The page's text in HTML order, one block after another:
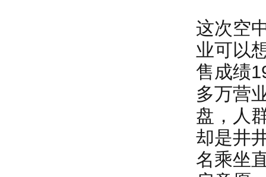
这次空
业可以
售成绩
多万营
盘，人
却是井
名乘坐